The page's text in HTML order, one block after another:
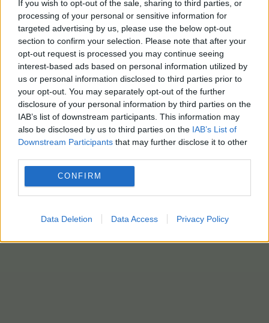
If you wish to opt-out of the sale, sharing to third parties, or
processing of your personal or sensitive information for
targeted advertising by us, please use the below opt-out
section to confirm your selection. Please note that after your
opt-out request is processed you may continue seeing
interest-based ads based on personal information utilized by
us or personal information disclosed to third parties prior to
your opt-out. You may separately opt-out of the further
disclosure of your personal information by third parties on the
IAB’s list of downstream participants. This information may
also be disclosed by us to third parties on the IAB’s List of
Downstream Participants that may further disclose it to other
CONFIRM
Data Deletion Data Access Privacy Policy